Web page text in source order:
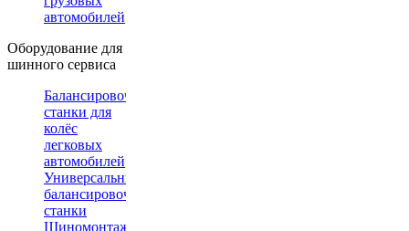
автомобилей
Оборудование для
шинного сервиса
Балансировочные
станки для
колёс
легковых
автомобилей
Универсальные
балансировочные
станки
Шиномонтажные